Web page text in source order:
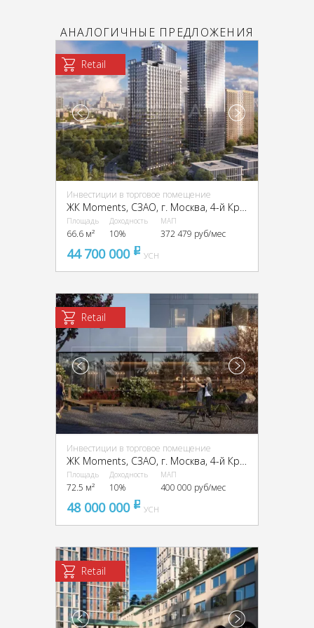
АНАЛОГИЧНЫЕ ПРЕДЛОЖЕНИЯ
Retail
Инвестиции в торговое помещение
ЖК Moments, CЗАО, г. Москва, 4-й Красногорский пр-д, 2/4с3
Площадь
66.6 м²
Доходность
10%
МАП
372 479 руб/мес
44 700 000 pуб
УСН
Retail
Инвестиции в торговое помещение
Площадь
72.5 м²
Доходность
10%
МАП
400 000 руб/мес
48 000 000 pуб
УСН
Retail